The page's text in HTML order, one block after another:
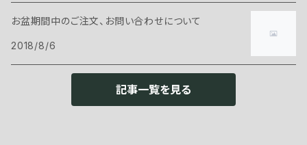
お盆期間中のご注文、お問い合わせについて
2018/8/6
記事一覧を見る